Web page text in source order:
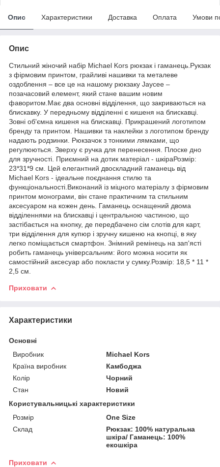
Опис Характеристики Доставка Оплата Умови
Опис
Стильний жіночий набір Michael Kors рюкзак і гаманець.Рукзак
з фірмовим принтом, грайливі нашивки та металеве
оздоблення – все це на нашому рюкзаку Jaycee –
позачасовий елемент, який стане вашим новим
фаворитом.Має два основні відділення, що закриваються на
блискавку. У передньому відділенні є кишеня на блискавці.
Зовні об'ємна кишеня на блискавці. Прикрашений логотипом
бренду та принтом. Нашивки та наклейки з логотипом бренду
надають родзинки. Рюкзачок з тонкими лямками, що
регулюються. Зверху є ручка для перенесення. Плоске дно
для зручності. Приємний на дотик матеріал - шкіраРозмір:
23*31*9 см. Цей елегантний двоскладний гаманець від
Michael Kors - ідеальне поєднання стилю та
функціональності.Виконаний із міцного матеріалу з фірмовим
принтом монограми, він стане практичним та стильним
аксесуаром на кожен день. Гаманець оснащений двома
відділеннями на блискавці і центральною частиною, що
застібається на кнопку, де передбачено сім слотів для карт,
три відділення для купюр і зручну кишеню на кнопці, в яку
легко поміщається смартфон. Знімний ремінець на зап'ясті
робить гаманець універсальним: його можна носити як
самостійний аксесуар або покласти у сумку.Розмір: 18,5 * 11 *
2,5 см.
Приховати
Характеристики
Основні
Виробник
Michael Kors
Країна виробник
Камбоджа
Колір
Чорний
Стан
Новий
Користувальницькі характеристики
Розмір
One Size
Склад
Рюкзак: 100% натуральна
шкіра/ Гаманець: 100%
екошкіра
Приховати